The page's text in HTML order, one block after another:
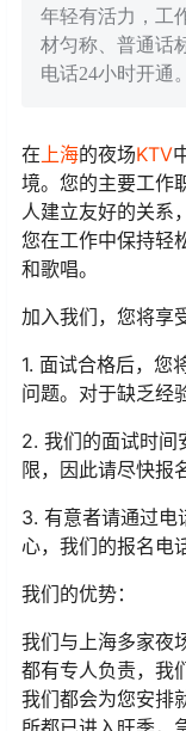
年轻有活力，工
材匀称、普通话
电话24小时开通。
在上海的夜场KTV
境。您的主要工作
人建立友好的关系
您在工作中保持轻
和歌唱。
加入我们，您将享
1. 面试合格后，您
问题。对于缺乏经
2. 我们的面试时间
限，因此请尽快报
3. 有意者请通过电
心，我们的报名电
我们的优势：
我们与上海多家夜
都有专人负责，我
我们都会为您安排